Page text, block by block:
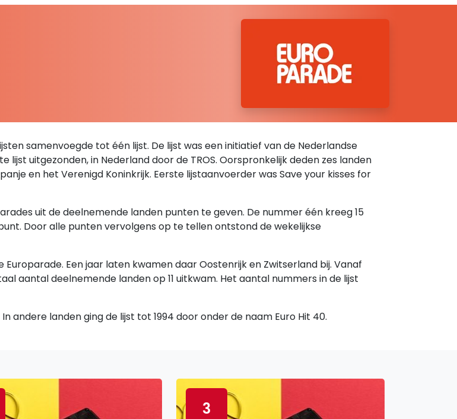
samenvoegde tot één lijst. De lijst was een initiatief van de Nederlandse
lijst uitgezonden, in Nederland door de TROS. Oorspronkelijk deden zes landen
en het Verenigd Koninkrijk. Eerste lijstaanvoerder was Save your kisses for
uit de deelnemende landen punten te geven. De nummer één kreeg 15
Door alle punten vervolgens op te tellen ontstond de wekelijkse
Een jaar laten kwamen daar Oostenrijk en Zwitserland bij. Vanaf
aantal deelnemende landen op 11 uitkwam. Het aantal nummers in de lijst
andere landen ging de lijst tot 1994 door onder de naam Euro Hit 40.
3